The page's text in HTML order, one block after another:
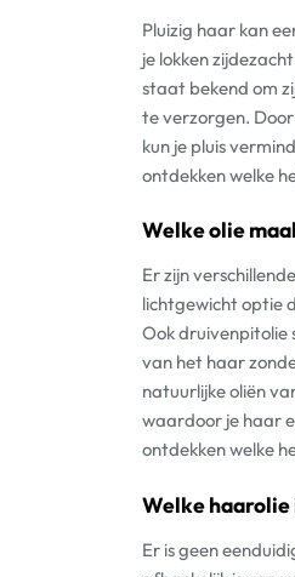
Pluizig haar kan
je lokken
staat bekend om
te verzorgen.
kun je pluis
ontdekken welke
Welke olie
Er zijn
lichtgewicht optie
Ook druivenpitolie
van het haar
natuurlijke oliën
waardoor je haar
ontdekken welke
Welke haarolie
Er is geen